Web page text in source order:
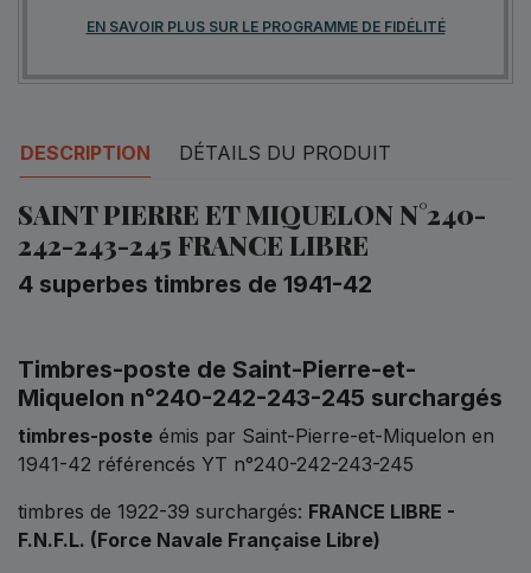
EN SAVOIR PLUS SUR LE PROGRAMME DE FIDÉLITÉ
DESCRIPTION DÉTAILS DU PRODUIT
SAINT PIERRE ET MIQUELON N°240-
242-243-245 FRANCE LIBRE
4 superbes timbres de 1941-42
Timbres-poste de Saint-Pierre-et-
Miquelon n°240-242-243-245 surchargés
timbres-poste émis par Saint-Pierre-et-Miquelon en
1941-42 référencés YT n°240-242-243-245
timbres de 1922-39 surchargés: FRANCE LIBRE -
F.N.F.L. (Force Navale Française Libre)